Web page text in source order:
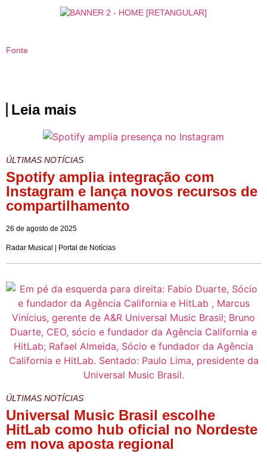
Fonte
Leia mais
ÚLTIMAS NOTÍCIAS
Spotify amplia integração com
Instagram e lança novos recursos de
compartilhamento
26 de agosto de 2025
Radar Musical | Portal de Notícias
ÚLTIMAS NOTÍCIAS
Universal Music Brasil escolhe
HitLab como hub oficial no Nordeste
em nova aposta regional